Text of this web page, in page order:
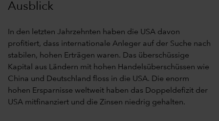
Ausblick
In den letzten Jahrzehnten haben die USA davon
profitiert, dass internationale Anleger auf der Suche nach
stabilen, hohen Erträgen waren. Das überschüssige
Kapital aus Ländern mit hohen Handelsüberschüssen wie
China und Deutschland floss in die USA. Die enorm
hohen Ersparnisse weltweit haben das Doppeldefizit der
USA mitfinanziert und die Zinsen niedrig gehalten.